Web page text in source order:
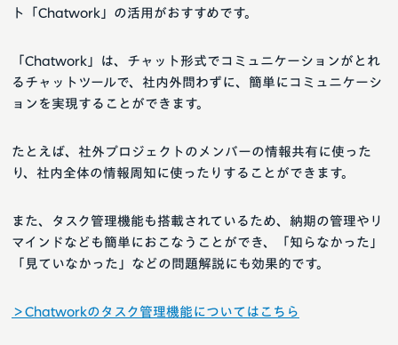
ト「Chatwork」の活用がおすすめです。
「Chatwork」は、チャット形式でコミュニケーションがとれ
るチャットツールで、社内外問わずに、簡単にコミュニケーシ
ョンを実現することができます。
たとえば、社外プロジェクトのメンバーの情報共有に使った
り、社内全体の情報周知に使ったりすることができます。
また、タスク管理機能も搭載されているため、納期の管理やリ
マインドなども簡単におこなうことができ、「知らなかった」
「見ていなかった」などの問題解説にも効果的です。
＞Chatworkのタスク管理機能についてはこちら